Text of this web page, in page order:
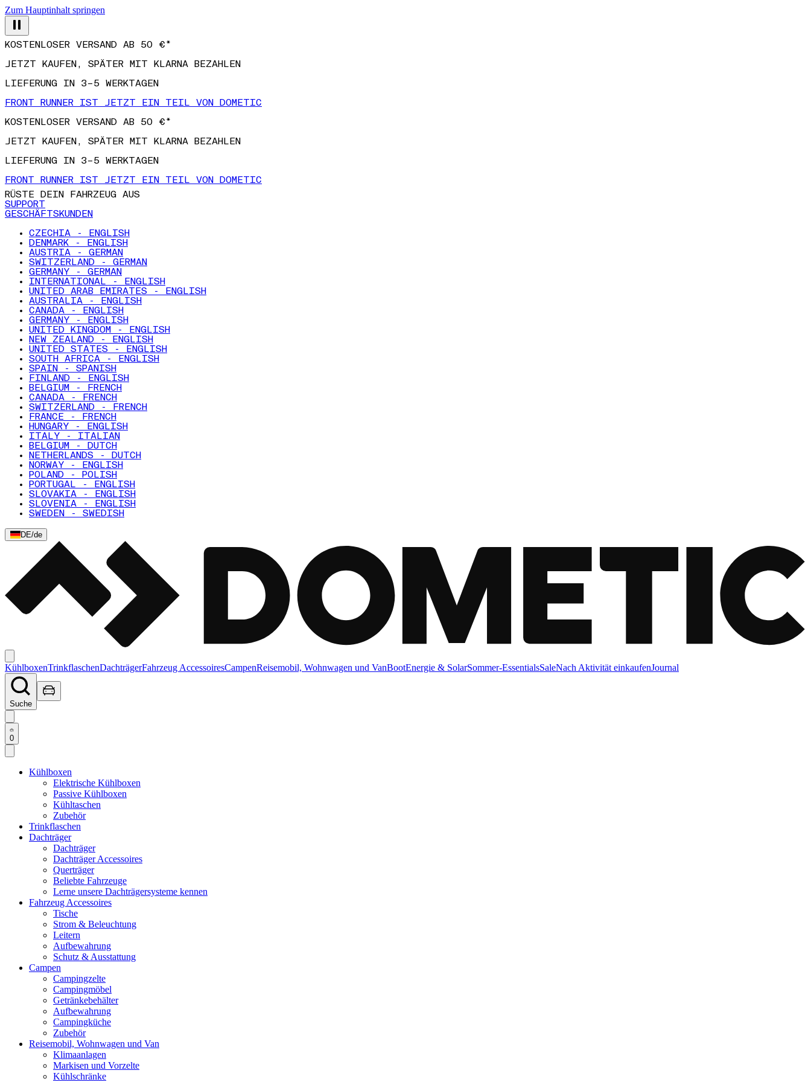
Zum Hauptinhalt springen
KOSTENLOSER VERSAND AB 50 €*
JETZT KAUFEN, SPÄTER MIT KLARNA BEZAHLEN
LIEFERUNG IN 3–5 WERKTAGEN
FRONT RUNNER IST JETZT EIN TEIL VON DOMETIC
KOSTENLOSER VERSAND AB 50 €*
JETZT KAUFEN, SPÄTER MIT KLARNA BEZAHLEN
LIEFERUNG IN 3–5 WERKTAGEN
FRONT RUNNER IST JETZT EIN TEIL VON DOMETIC
RÜSTE DEIN FAHRZEUG AUS
SUPPORT
GESCHÄFTSKUNDEN
CZECHIA - ENGLISH
DENMARK - ENGLISH
AUSTRIA - GERMAN
SWITZERLAND - GERMAN
GERMANY - GERMAN
INTERNATIONAL - ENGLISH
UNITED ARAB EMIRATES - ENGLISH
AUSTRALIA - ENGLISH
CANADA - ENGLISH
GERMANY - ENGLISH
UNITED KINGDOM - ENGLISH
NEW ZEALAND - ENGLISH
UNITED STATES - ENGLISH
SOUTH AFRICA - ENGLISH
SPAIN - SPANISH
FINLAND - ENGLISH
BELGIUM - FRENCH
CANADA - FRENCH
SWITZERLAND - FRENCH
FRANCE - FRENCH
HUNGARY - ENGLISH
ITALY - ITALIAN
BELGIUM - DUTCH
NETHERLANDS - DUTCH
NORWAY - ENGLISH
POLAND - POLISH
PORTUGAL - ENGLISH
SLOVAKIA - ENGLISH
SLOVENIA - ENGLISH
SWEDEN - SWEDISH
DE/de
KühlboxenTrinkflaschenDachträgerFahrzeug AccessoiresCampenReisemobil, Wohnwagen und VanBootEnergie & SolarSommer-EssentialsSaleNach Aktivität einkaufenJournal
Suche
0
Kühlboxen
Elektrische Kühlboxen
Passive Kühlboxen
Kühltaschen
Zubehör
Trinkflaschen
Dachträger
Dachträger
Dachträger Accessoires
Querträger
Beliebte Fahrzeuge
Lerne unsere Dachträgersysteme kennen
Fahrzeug Accessoires
Tische
Strom & Beleuchtung
Leitern
Aufbewahrung
Schutz & Ausstattung
Campen
Campingzelte
Campingmöbel
Getränkebehälter
Aufbewahrung
Campingküche
Zubehör
Reisemobil, Wohnwagen und Van
Klimaanlagen
Markisen und Vorzelte
Kühlschränke